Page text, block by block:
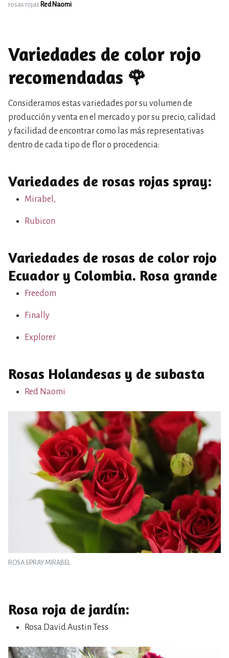
rosas rojas Red Naomi
Variedades de color rojo
recomendadas 🌹
Consideramos estas variedades por su volumen de
producción y venta en el mercado y por su precio, calidad
y facilidad de encontrar como las más representativas
dentro de cada tipo de flor o procedencia:
Variedades de rosas rojas spray:
Mirabel,
Rubicon
Variedades de rosas de color rojo
Ecuador y Colombia. Rosa grande
Freedom
Finally
Explorer
Rosas Holandesas y de subasta
Red Naomi
ROSA SPRAY MIRABEL
Rosa roja de jardín:
Rosa David Austin Tess